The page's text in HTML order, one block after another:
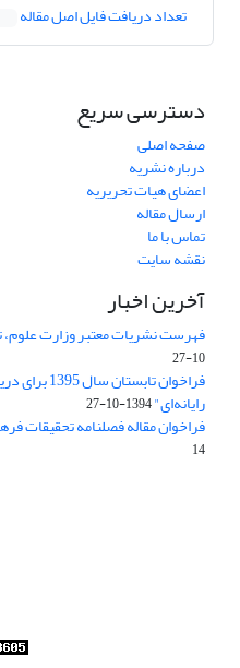
تعداد دریافت فایل اصل مقاله
دسترسی سریع
صفحه اصلی
درباره نشریه
اعضای هیات تحریریه
ارسال مقاله
تماس با ما
نقشه سایت
آخرین اخبار
فهرست نشریات معتبر وزارت علوم،
10-27
فراخوان
رایانه‌ای"1394-10-27
فراخوان مقاله فصلنامه تحقیقات فرهنگی
14